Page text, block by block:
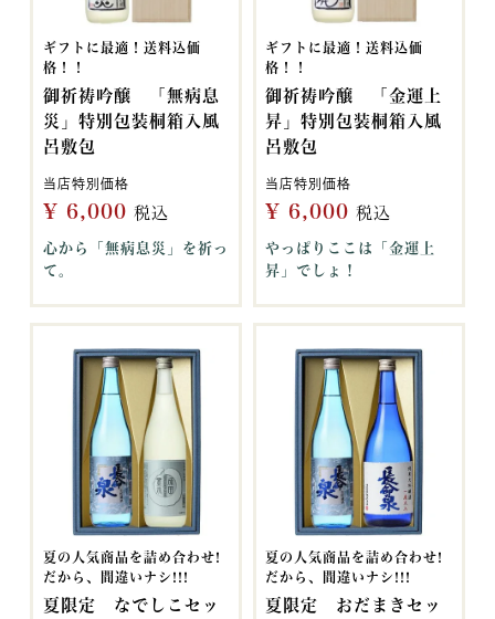
ギフトに最適！送料込価
格！！
御祈祷吟醸 「無病息
災」特別包装桐箱入風
呂敷包
当店特別価格
¥ 6,000 税込
心から「無病息災」を祈っ
て。
ギフトに最適！送料込価
格！！
御祈祷吟醸 「金運上
昇」特別包装桐箱入風
呂敷包
当店特別価格
¥ 6,000 税込
やっぱりここは「金運上
昇」でしょ！
夏の人気商品を詰め合わせ!
だから、間違いナシ!!!
夏限定 なでしこセッ
夏の人気商品を詰め合わせ!
だから、間違いナシ!!!
夏限定 おだまきセッ